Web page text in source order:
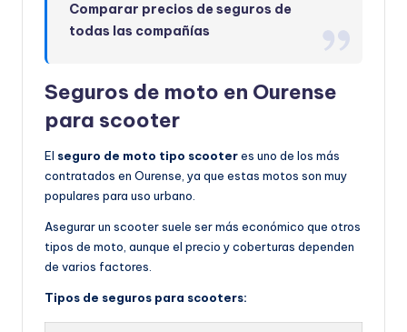
Comparar precios de seguros de
todas las compañías
Seguros de moto en Ourense
para scooter
El seguro de moto tipo scooteres uno de los más
contratados en Ourense, ya que estas motos son muy
populares para uso urbano.
Asegurar un scooter suele ser más económico que otros
tipos de moto, aunque el precio y coberturas dependen
de varios factores.
Tipos de seguros para scooters: